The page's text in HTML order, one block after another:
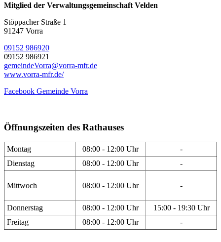
Mitglied der Verwaltungsgemeinschaft Velden
Stöppacher Straße 1
91247 Vorra
09152 986920
09152 986921
gemeindeVorra@vorra-mfr.de
www.vorra-mfr.de/
Facebook Gemeinde Vorra
Öffnungszeiten des Rathauses
Montag 08:00 - 12:00 Uhr
-
Dienstag
08:00 - 12:00 Uhr -
Mittwoch 08:00 - 12:00 Uhr -
Donnerstag 08:00 - 12:00 Uhr
15:00 - 19:30 Uhr
Freitag
08:00 - 12:00 Uhr -